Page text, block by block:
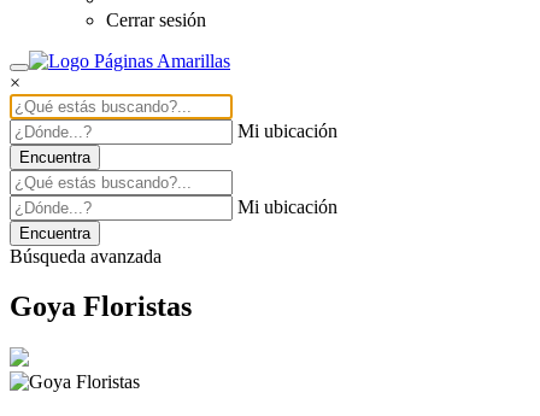
Cerrar sesión
×
Mi ubicación
Encuentra
Mi ubicación
Encuentra
Búsqueda avanzada
Goya Floristas